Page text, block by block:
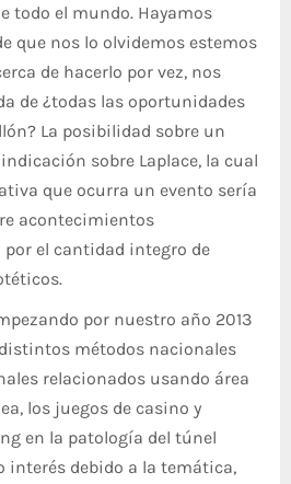
todo el mundo. Hayamos
que nos lo olvidemos estemos
de hacerlo por vez, nos
de ¿todas las oportunidades
La posibilidad sobre un
sobre Laplace, la cual
que ocurra un evento serí­a
acontecimientos
por el cantidad integro de
por nuestro año 2013
métodos nacionales
relacionados usando área
los juegos de casino y
en la patologí­a del túnel
interés debido a la temática,